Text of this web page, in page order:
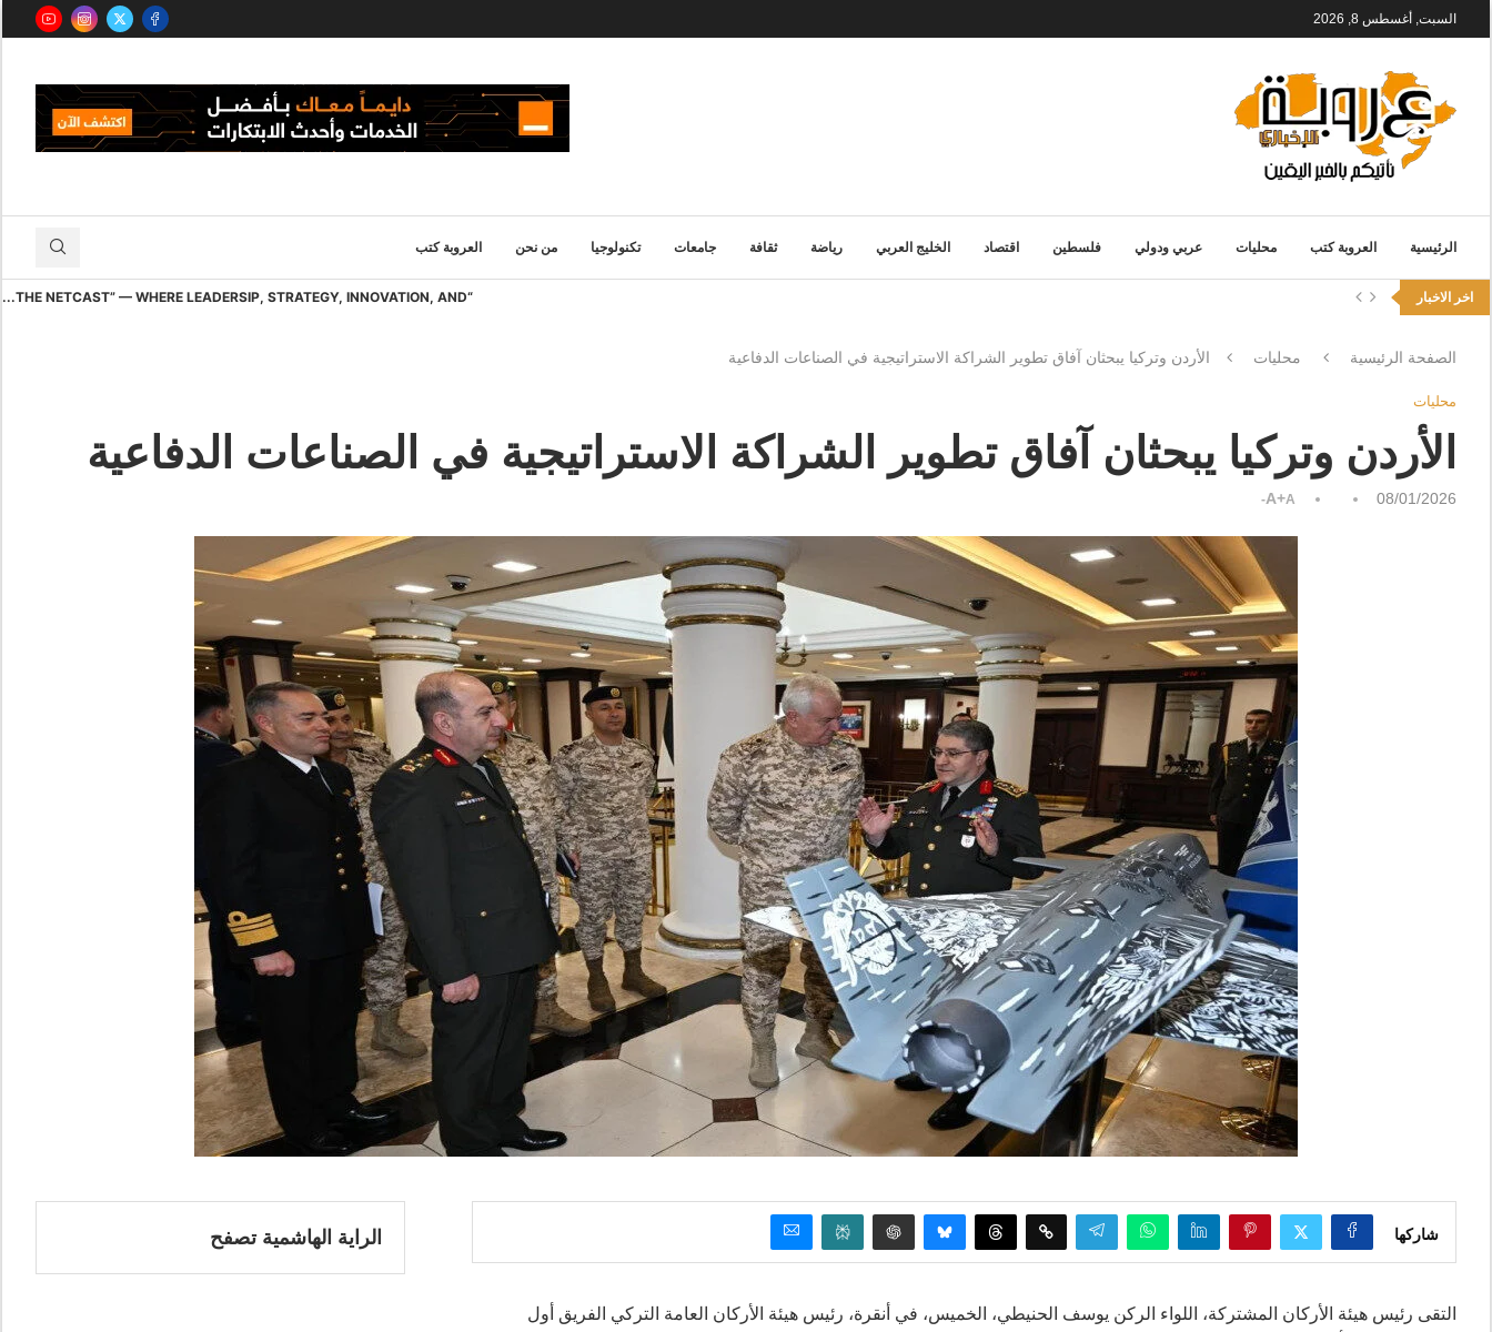
السبت, أغسطس 8, 2026
الرئيسية العروبة كتب محليات عربي ودولي فلسطين اقتصاد الخليج العربي رياضة ثقافة جامعات تكنولوجيا من نحن العروبة كتب
اخر الاخبار “THE NETCAST” — WHERE LEADERSIP, STRATEGY, INNOVATION, AND...
الصفحة الرئيسية محليات الأردن وتركيا يبحثان آفاق تطوير الشراكة الاستراتيجية في الصناعات الدفاعية
محليات
الأردن وتركيا يبحثان آفاق تطوير الشراكة الاستراتيجية في الصناعات الدفاعية
08/01/2026
A+A-
شاركها
التقى رئيس هيئة الأركان المشتركة، اللواء الركن يوسف الحنيطي، الخميس، في أنقرة، رئيس هيئة الأركان العامة التركي الفريق أول
الراية الهاشمية تصفح